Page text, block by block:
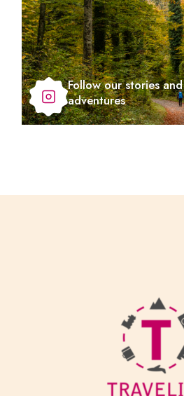
Follow our stories and
adventures